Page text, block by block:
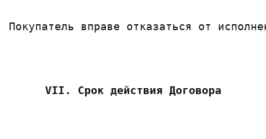
Покупатель вправе отказаться от
VII. Срок действия Договора